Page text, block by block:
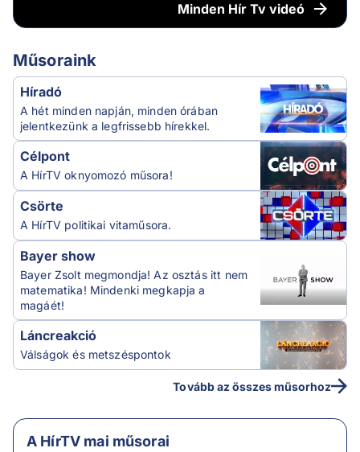
Minden Hír Tv videó
Műsoraink
Híradó
A hét minden napján, minden órában
jelentkezünk a legfrissebb hírekkel.
Célpont
A HírTV oknyomozó műsora!
Csörte
A HírTV politikai vitaműsora.
Bayer show
Bayer Zsolt megmondja! Az osztás itt nem
matematika! Mindenki megkapja a
magáét!
Láncreakció
Válságok és metszéspontok
Tovább az összes műsorhoz
A HírTV mai műsorai